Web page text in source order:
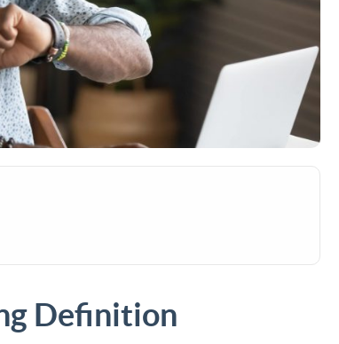
Definition